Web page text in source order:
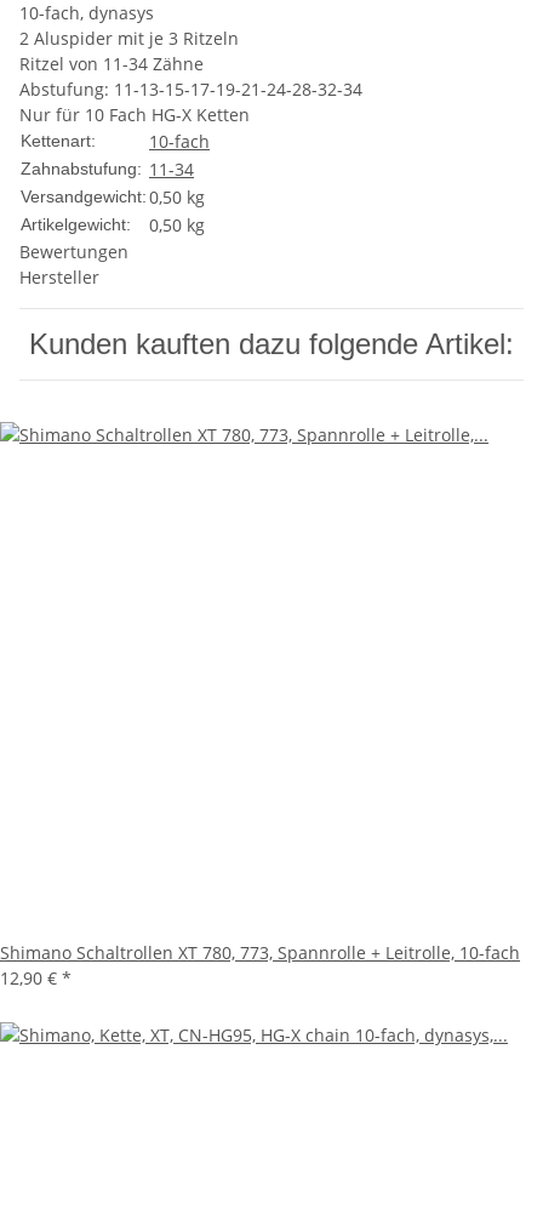
10-fach, dynasys
2 Aluspider mit je 3 Ritzeln
Ritzel von 11-34 Zähne
Abstufung: 11-13-15-17-19-21-24-28-32-34
Nur für 10 Fach HG-X Ketten
Kettenart: 10-fach
Zahnabstufung: 11-34
Versandgewicht:0,50 kg
Artikelgewicht: 0,50 kg
Bewertungen
Hersteller
Kunden kauften dazu folgende Artikel:
Shimano Schaltrollen XT 780, 773, Spannrolle + Leitrolle, 10-fach
12,90 € *